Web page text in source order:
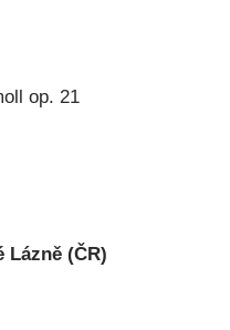
op. 21
Lázně (ČR)